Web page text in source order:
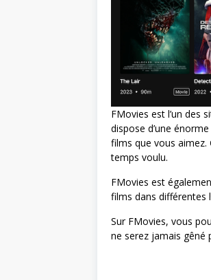
FMovies est l’un des
dispose d’une
films que vous aimez.
temps voulu.
FMovies est
films dans différentes
Sur FMovies, vous
ne serez jamais gêné